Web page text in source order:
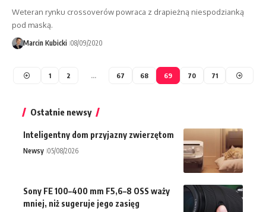
Weteran rynku crossoverów powraca z drapieżną niespodzianką
pod maską.
Marcin Kubicki 08/09/2020
1 2 67 68 69 70 71
Ostatnie newsy
Inteligentny dom przyjazny zwierzętom
Newsy 05/08/2026
Sony FE 100–400 mm F5,6–8 OSS waży
mniej, niż sugeruje jego zasięg